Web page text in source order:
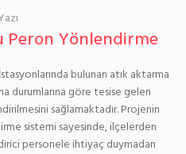
Yönlendirme
bulunan atık aktarma
durumlarına göre tesise gelen
sağlamaktadır. Projenin
sistemi sayesinde, ilçelerden
personele ihtiyaç duymadan